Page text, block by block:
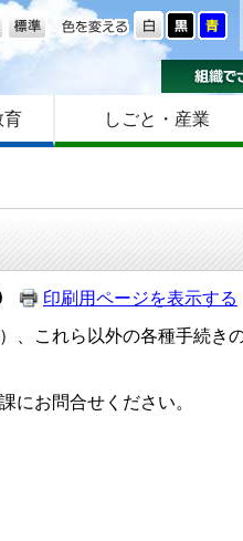
色を変える
きさ
育 しごと・産業
印刷用ページを表示する
これら以外の各種手続き
にお問合せください。